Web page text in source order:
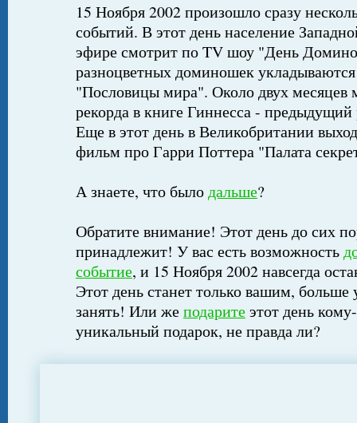
15 Ноября 2002 произошло сразу
событий. В этот день население
эфире смотрит по TV шоу "День
разноцветных доминошек
"Пословицы мира". Около двух месяцев
рекорда в книге Гиннесса -
Еще в этот день в Великобритании
фильм про Гарри Поттера "Палата
А знаете, что былодальше?
Обратите внимание! Этот день до сих
принадлежит! У вас есть возможность
событие, и 15 Ноября 2002 навсегда
Этот день станет только вашим,
занять! Или жеподаритеэтот день
уникальный подарок, не правда ли?